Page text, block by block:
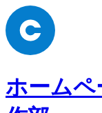
ホームペ